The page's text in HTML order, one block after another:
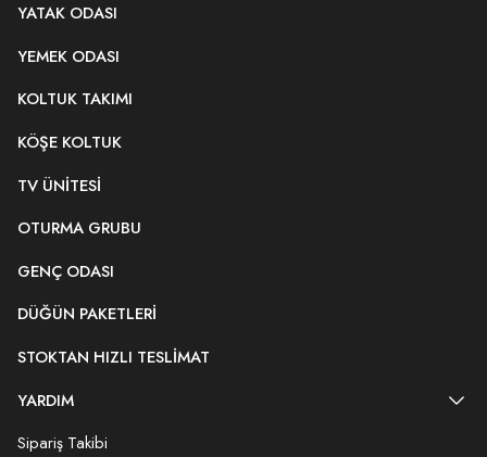
YATAK ODASI
YEMEK ODASI
KOLTUK TAKIMI
KÖŞE KOLTUK
TV ÜNITESI
OTURMA GRUBU
GENÇ ODASI
DÜĞÜN PAKETLERI
STOKTAN HIZLI TESLIMAT
YARDIM
Sipariş Takibi